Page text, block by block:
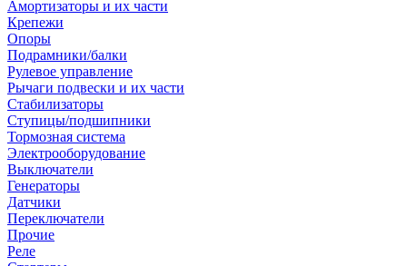
Амортизаторы и их части
Крепежи
Опоры
Подрамники/балки
Рулевое управление
Рычаги подвески и их части
Стабилизаторы
Ступицы/подшипники
Тормозная система
Электрооборудование
Выключатели
Генераторы
Датчики
Переключатели
Прочие
Реле